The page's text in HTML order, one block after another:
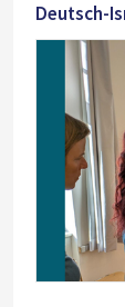
Deutsch-